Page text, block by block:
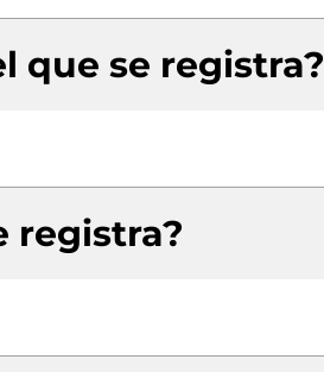
que se registra?
registra?